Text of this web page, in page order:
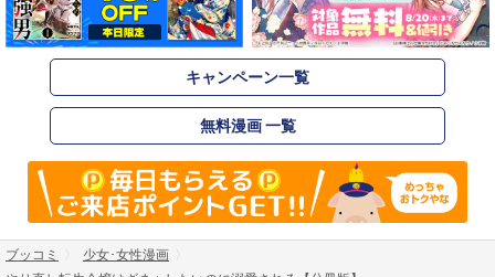
キャンペーン一覧
無料漫画 一覧
ブッコミ
少女･女性漫画